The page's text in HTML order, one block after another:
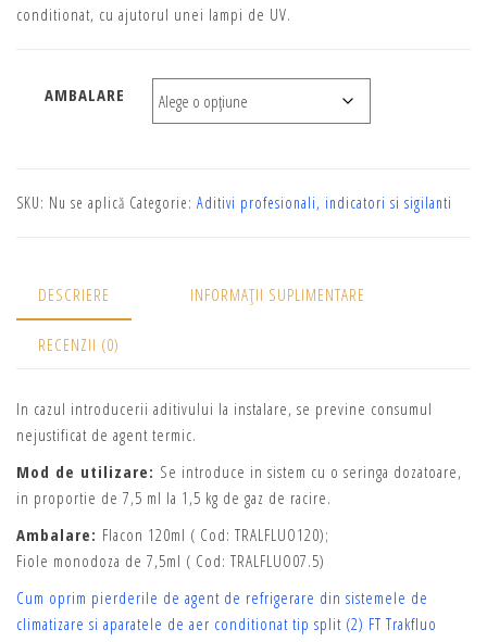
conditionat, cu ajutorul unei lampi de UV.
AMBALARE
SKU: Nu se aplică Categorie: Aditivi profesionali, indicatori si sigilanti
DESCRIERE INFORMAȚII SUPLIMENTARE
RECENZII (0)
In cazul introducerii aditivului la instalare, se previne consumul
nejustificat de agent termic.
Mod de utilizare: Se introduce in sistem cu o seringa dozatoare,
in proportie de 7,5 ml la 1,5 kg de gaz de racire.
Ambalare: Flacon 120ml ( Cod: TRALFLUO120);
Fiole monodoza de 7,5ml ( Cod: TRALFLUO07.5)
Cum oprim pierderile de agent de refrigerare din sistemele de
climatizare si aparatele de aer conditionat tip split (2) FT Trakfluo